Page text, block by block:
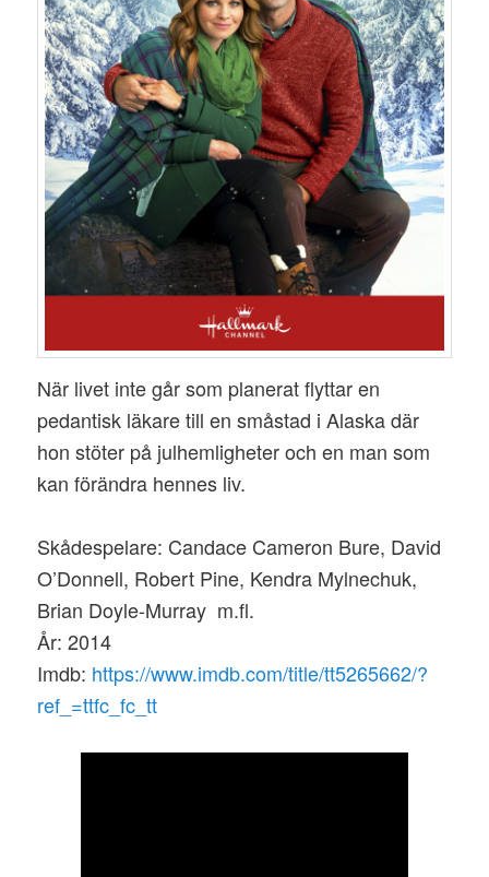
När livet inte går som planerat flyttar en
pedantisk läkare till en småstad i Alaska där
hon stöter på julhemligheter och en man som
kan förändra hennes liv.
Skådespelare: Candace Cameron Bure, David
O’Donnell, Robert Pine, Kendra Mylnechuk,
Brian Doyle-Murray m.fl.
År: 2014
Imdb: https://www.imdb.com/title/tt5265662/?
ref_=ttfc_fc_tt